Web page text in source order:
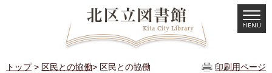
印刷用ページ
トップ> 区民との協働> 区民との協働